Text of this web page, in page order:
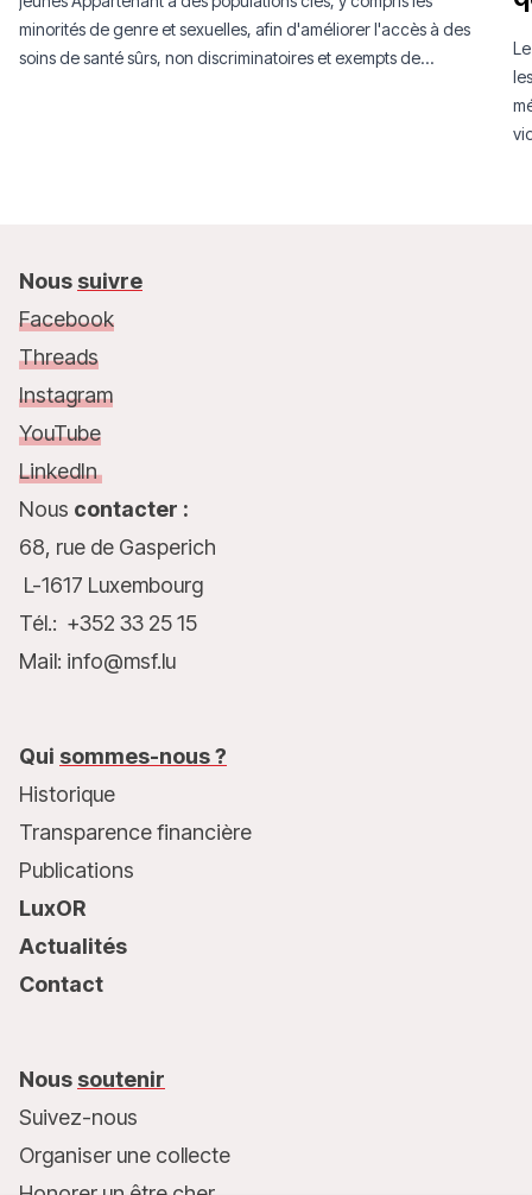
minorités de genre et sexuelles, afin d'améliorer l'accès à des
soins de santé sûrs, non discriminatoires et exempts de
Nous suivre
Facebook
Threads
Instagram
YouTube
LinkedIn
Nous contacter :
68, rue de Gasperich
L-1617 Luxembourg
Tél.: +352 33 25 15
Mail: info@msf.lu
Qui sommes-nous ?
Historique
Transparence financière
Publications
LuxOR
Actualités
Contact
Nous soutenir
Suivez-nous
Organiser une collecte